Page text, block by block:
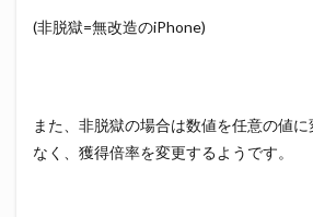
(非脱獄=無改造のiPhone)
また、非脱獄の場合は数値を任意の値
なく、獲得倍率を変更するようです。